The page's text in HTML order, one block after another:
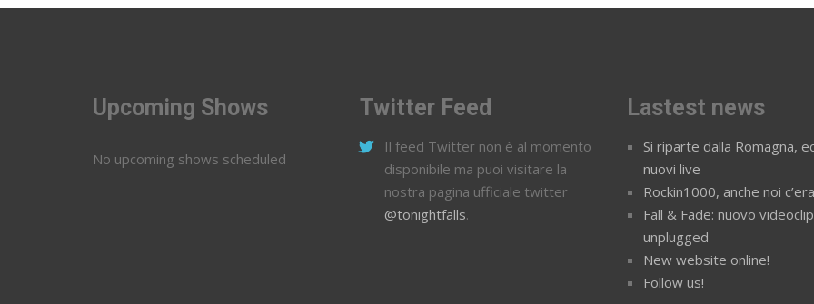
Upcoming Shows
No upcoming shows scheduled
Twitter Feed
Il feed Twitter non è al momento
disponibile ma puoi visitare la
nostra pagina ufficiale twitter
@tonightfalls.
Lastest news
Si riparte dalla Romagna,
nuovi live
Rockin1000, anche noi
Fall & Fade: nuovo videoclip
unplugged
New website online!
Follow us!